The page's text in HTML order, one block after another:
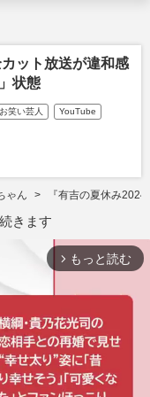
ット放送が違和感
状態
お笑い芸人 YouTube
ゃん 『有吉の夏休み
きます
arrow_forward_ios もっと読む